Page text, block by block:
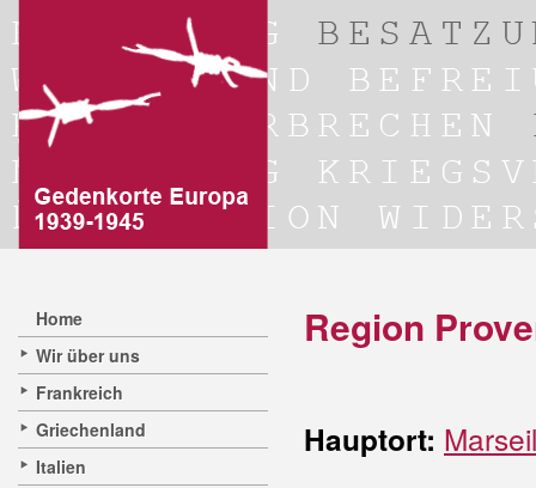
Home
Wir über uns
Frankreich
Griechenland
Italien
Region
Hauptort: